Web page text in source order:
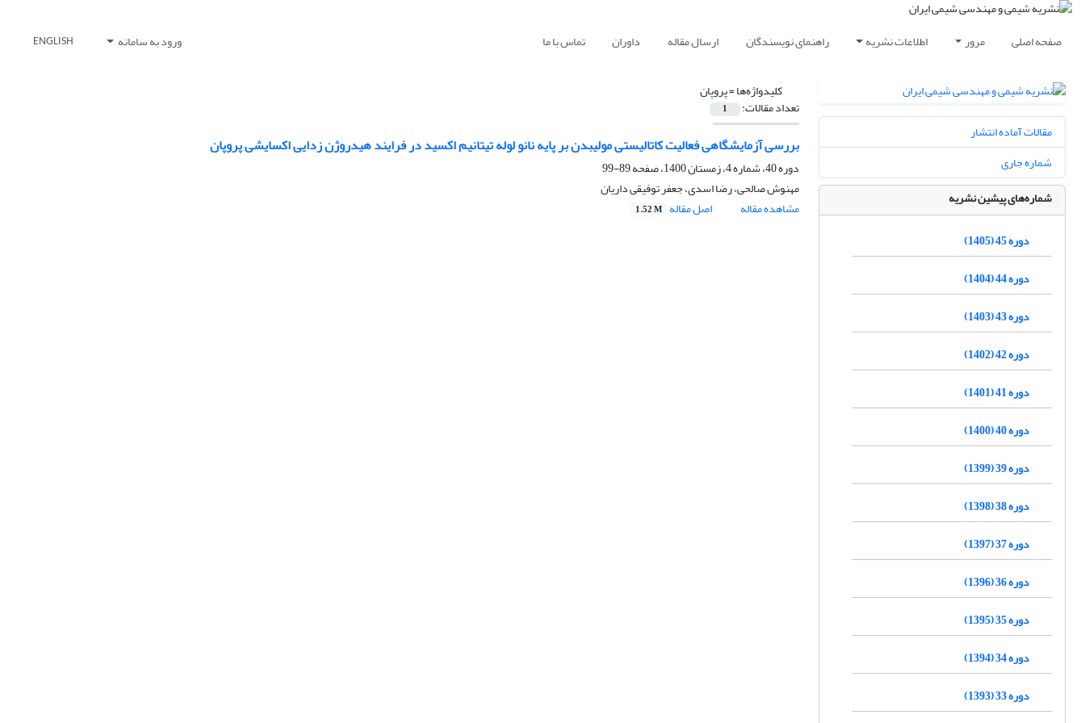
صفحه اصلی مرور اطلاعات نشریه راهنمای نویسندگان ارسال مقاله داوران تماس با ما ورود به سامانه ENGLISH
کلیدواژه‌ها =پروپان
تعداد مقالات: 1
بررسی آزمایشگاهی فعالیت کاتالیستی مولیبدن بر پایه نانو لوله تیتانیم اکسید در فرایند هیدروژن زدایی اکسایشی پروپان
دوره 40، شماره 4، زمستان 1400، صفحه
89-99
مهنوش صالحی، رضا اسدی، جعفر توفیقی داریان
مشاهده مقاله
اصل مقاله 1.52 M
مقالات آماده انتشار
شماره جاری
شماره‌های پیشین نشریه
دوره 45 (1405)
دوره 44 (1404)
دوره 43 (1403)
دوره 42 (1402)
دوره 41 (1401)
دوره 40 (1400)
دوره 39 (1399)
دوره 38 (1398)
دوره 37 (1397)
دوره 36 (1396)
دوره 35 (1395)
دوره 34 (1394)
دوره 33 (1393)